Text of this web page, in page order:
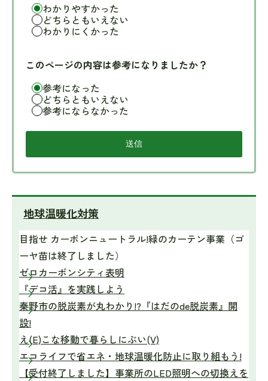
わかりやすかった
どちらともいえない
わかりにくかった
このページの内容は参考になりましたか？
参考になった
どちらともいえない
参考にならなかった
地球温暖化対策
目指せ カーボンニュートラル!緑のカーテン事業（ゴ
ーヤ苗は終了しました）
ゼロカーボンシティ表明
『デコ活』を実践しよう
秦野市の脱炭素が丸わかり!?『はだのde脱炭素』開
設!
え(E)こな移動で暮らしにぶい(V)
エコライフで省エネ・地球温暖化防止に取り組もう!
【受付終了しました】事業所のLED照明への切換えを